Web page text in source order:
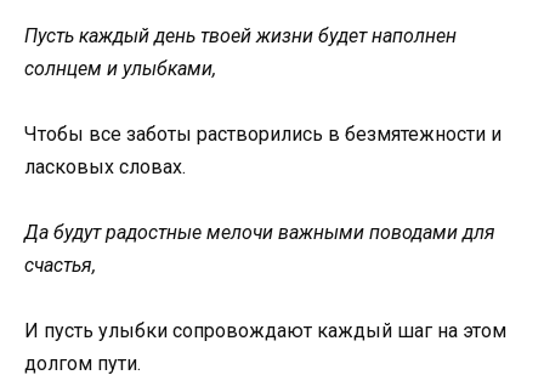
Пусть каждый день твоей жизни будет наполнен
солнцем и улыбками,
Чтобы все заботы растворились в безмятежности и
ласковых словах.
Да будут радостные мелочи важными поводами для
счастья,
И пусть улыбки сопровождают каждый шаг на этом
долгом пути.